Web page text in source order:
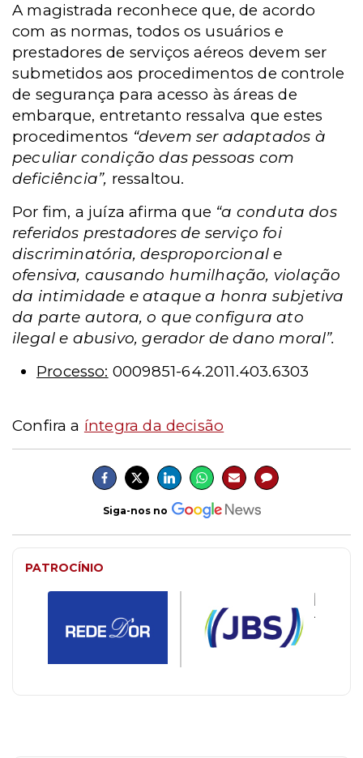
A magistrada reconhece que, de acordo
com as normas, todos os usuários e
prestadores de serviços aéreos devem ser
submetidos aos procedimentos de controle
de segurança para acesso às áreas de
embarque, entretanto ressalva que estes
procedimentos “devem ser adaptados à
peculiar condição das pessoas com
deficiência”, ressaltou.
Por fim, a juíza afirma que “a conduta dos
referidos prestadores de serviço foi
discriminatória, desproporcional e
ofensiva, causando humilhação, violação
da intimidade e ataque a honra subjetiva
da parte autora, o que configura ato
ilegal e abusivo, gerador de dano moral”.
Processo: 0009851-64.2011.403.6303
Confira a íntegra da decisão
Siga-nos no
PATROCÍNIO